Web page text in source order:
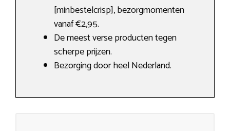
[minbestelcrisp], bezorgmomenten
vanaf €2,95.
De meest verse producten tegen
scherpe prijzen.
Bezorging door heel Nederland.